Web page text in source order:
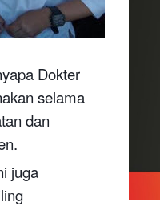
Dokter
selama
dan
juga